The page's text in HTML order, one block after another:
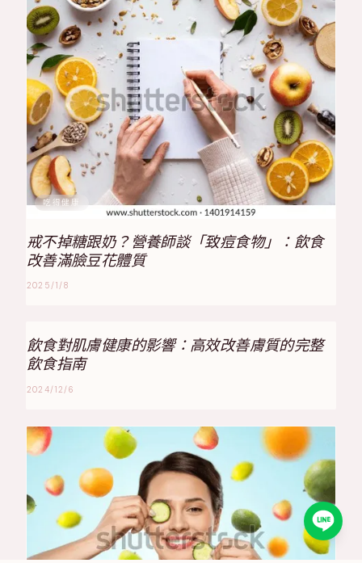
吃得健康
戒不掉糖跟奶？營養師談「致痘食物」：飲食
改善滿臉豆花體質
2025/1/8